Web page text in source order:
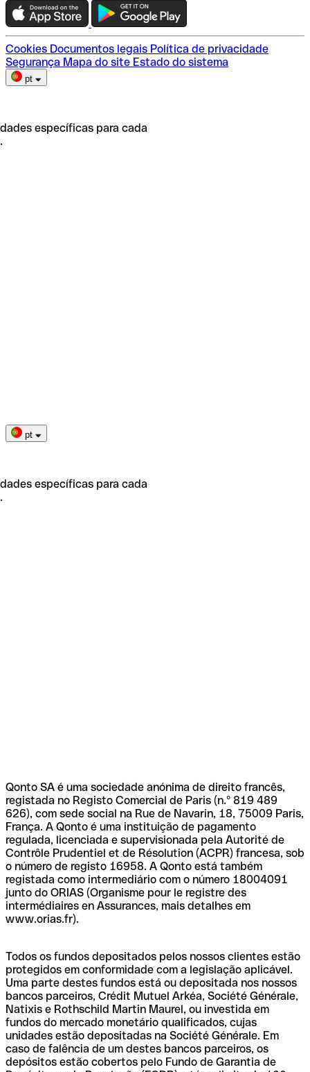
Escolha do plano
Cookies Documentos legais Política de privacidade
Segurança Mapa do site Estado do sistema
pt
específicas para cada
pt
específicas para cada
Qonto SA é uma sociedade anónima de direito francês,
registada no Registo Comercial de Paris (n.º 819 489
626), com sede social na Rue de Navarin, 18, 75009 Paris,
França. A Qonto é uma instituição de pagamento
regulada, licenciada e supervisionada pela Autorité de
Contrôle Prudentiel et de Résolution (ACPR) francesa, sob
o número de registo 16958. A Qonto está também
registada como intermediário com o número 18004091
junto do ORIAS (Organisme pour le registre des
intermédiaires en Assurances, mais detalhes em
www.orias.fr).
Todos os fundos depositados pelos nossos clientes estão
protegidos em conformidade com a legislação aplicável.
Uma parte destes fundos está ou depositada nos nossos
bancos parceiros, Crédit Mutuel Arkéa, Société Générale,
Natixis e Rothschild Martin Maurel, ou investida em
fundos do mercado monetário qualificados, cujas
unidades estão depositadas na Société Générale. Em
caso de falência de um destes bancos parceiros, os
depósitos estão cobertos pelo Fundo de Garantia de